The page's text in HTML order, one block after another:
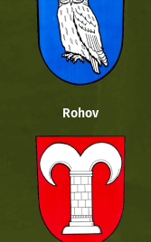
Rohov